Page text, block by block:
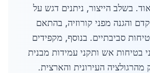
בשלב הייצור, ניתנים דגש על
והגנה מפני קורוזיה, בהתאם
סביבתיים. בנוסף, מקפידים
בטיחות אש ותקני עמידות מבנית
העירונית והארצית.